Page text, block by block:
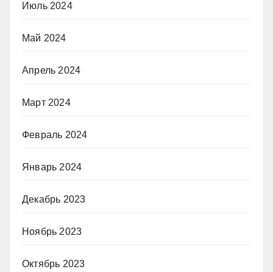
Июль 2024
Май 2024
Апрель 2024
Март 2024
Февраль 2024
Январь 2024
Декабрь 2023
Ноябрь 2023
Октябрь 2023